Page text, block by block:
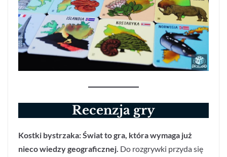
Recenzja gry
Kostki bystrzaka: Świat to gra, która wymaga już
nieco wiedzy geograficznej. Do rozgrywki przyda się